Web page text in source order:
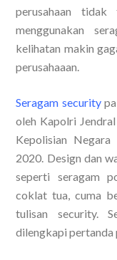
perusahaan tidak
menggunakan
kelihatan makin
perusahaaan.
Seragam security
oleh Kapolri
Kepolisian
2020. Design dan
seperti seragam
coklat tua, cuma
tulisan security.
dilengkapi pertanda